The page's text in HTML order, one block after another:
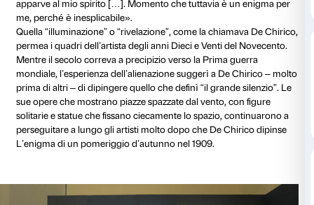
Pochi artisti italiani hanno avuto sull’arte del xx
pari a quello di Giorgio de Chirico. Le sue opere
come un sasso lanciato in uno stagno, il cui moto si
mondo dell’arte in cerchi concentrici, che
nel tempo, ma si avvertivano ancora molti decenni
Il ventunenne De Chirico per primo percepì un
piazza Santa Croce […]. Ebbi allora la strana